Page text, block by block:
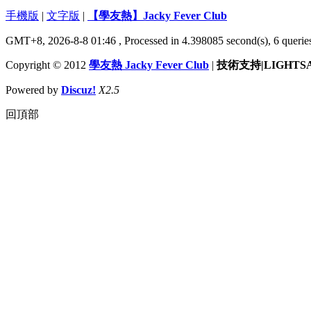
手機版 | 文字版 | 【學友熱】Jacky Fever Club
GMT+8, 2026-8-8 01:46 , Processed in 4.398085 second(s), 6
Copyright © 2012 學友熱 Jacky Fever Club | 技術支持
Powered by Discuz! X2.5
回頂部